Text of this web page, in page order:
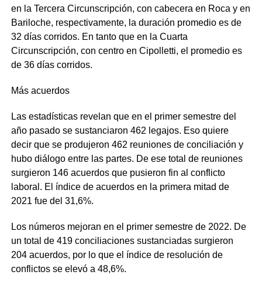
en la Tercera Circunscripción, con cabecera en Roca y en
Bariloche, respectivamente, la duración promedio es de
32 días corridos. En tanto que en la Cuarta
Circunscripción, con centro en Cipolletti, el promedio es
de 36 días corridos.
Más acuerdos
Las estadísticas revelan que en el primer semestre del
año pasado se sustanciaron 462 legajos. Eso quiere
decir que se produjeron 462 reuniones de conciliación y
hubo diálogo entre las partes. De ese total de reuniones
surgieron 146 acuerdos que pusieron fin al conflicto
laboral. El índice de acuerdos en la primera mitad de
2021 fue del 31,6%.
Los números mejoran en el primer semestre de 2022. De
un total de 419 conciliaciones sustanciadas surgieron
204 acuerdos, por lo que el índice de resolución de
conflictos se elevó a 48,6%.